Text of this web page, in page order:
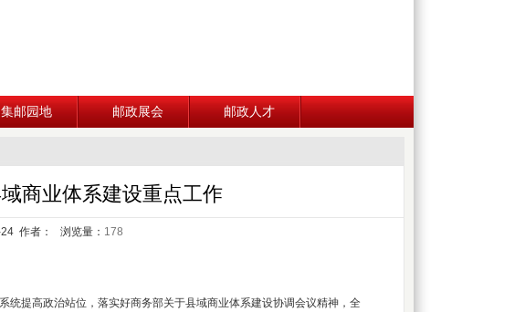
集邮园地 邮政展会 邮政人才
商业体系建设重点工作
作者： 浏览量： 178
提高政治站位，落实好商务部关于县域商业体系建设协调会议精神，全